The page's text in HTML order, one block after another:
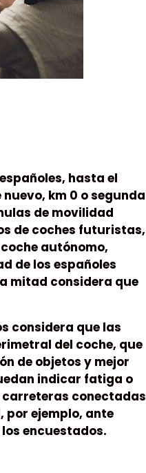
hasta el
km 0 o segunda
de movilidad
de coches futuristas,
autónomo,
de los españoles
mitad considera que
considera que las
del coche, que
de objetos y mejor
indicar fatiga o
carreteras conectadas
por ejemplo, ante
encuestados.